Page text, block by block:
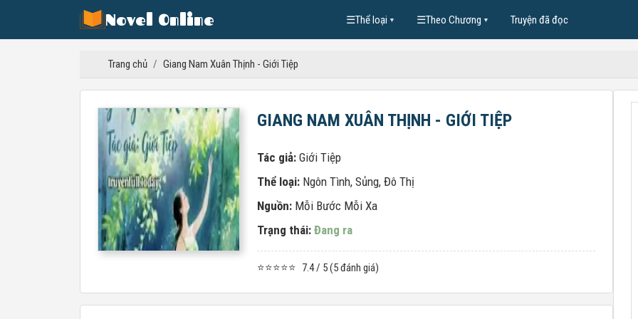
Novel Online ☰Thể loại ▼ ☰Theo Chương ▼ Truyện đã đọc
Trang chủ / Giang Nam Xuân Thịnh - Giới Tiệp
GIANG NAM XUÂN THỊNH - GIỚI TIỆP
Tác giả: Giới Tiệp
Thể loại: Ngôn Tình, Sủng, Đô Thị
Nguồn: Mỗi Bước Mỗi Xa
Trạng thái: Đang ra
⭐⭐⭐⭐⭐ 7.4 / 5 (5 đánh giá)